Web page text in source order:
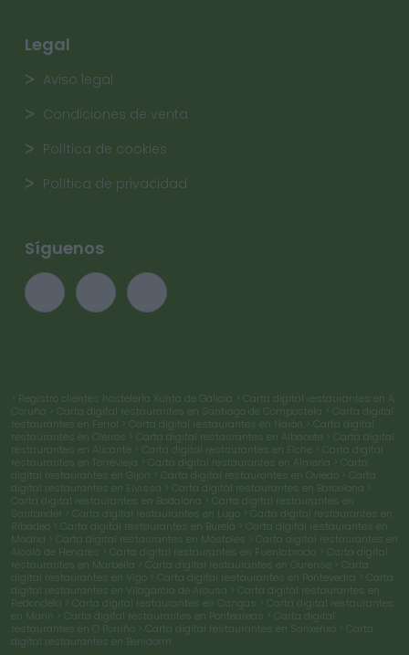
Legal
Aviso legal
Condiciones de venta
Política de cookies
Política de privacidad
Síguenos
> Registro clientes hostelería Xunta de Galicia > Carta digital restaurantes en A
Coruña > Carta digital restaurantes en Santiago de Compostela > Carta digital
restaurantes en Ferrol > Carta digital restaurantes en Narón > Carta digital
restaurantes en Oleiros > Carta digital restaurantes en Albacete > Carta digital
restaurantes en Alicante > Carta digital restaurantes en Elche > Carta digital
restaurantes en Torrevieja > Carta digital restaurantes en Almería > Carta
digital restaurantes en Gijón > Carta digital restaurantes en Oviedo > Carta
digital restaurantes en Eivissa > Carta digital restaurantes en Barcelona >
Carta digital restaurantes en Badalona > Carta digital restaurantes en
Santander > Carta digital restaurantes en Lugo > Carta digital restaurantes en
Ribadeo > Carta digital restaurantes en Burela > Carta digital restaurantes en
Madrid > Carta digital restaurantes en Móstoles > Carta digital restaurantes en
Alcalá de Henares > Carta digital restaurantes en Fuenlabrada > Carta digital
restaurantes en Marbella > Carta digital restaurantes en Ourense > Carta
digital restaurantes en Vigo > Carta digital restaurantes en Pontevedra > Carta
digital restaurantes en Vilagarcía de Arousa > Carta digital restaurantes en
Redondela > Carta digital restaurantes en Cangas > Carta digital restaurantes
en Marín > Carta digital restaurantes en Ponteareas > Carta digital
restaurantes en O Porriño > Carta digital restaurantes en Sanxenxo > Carta
digital restaurantes en Benidorm